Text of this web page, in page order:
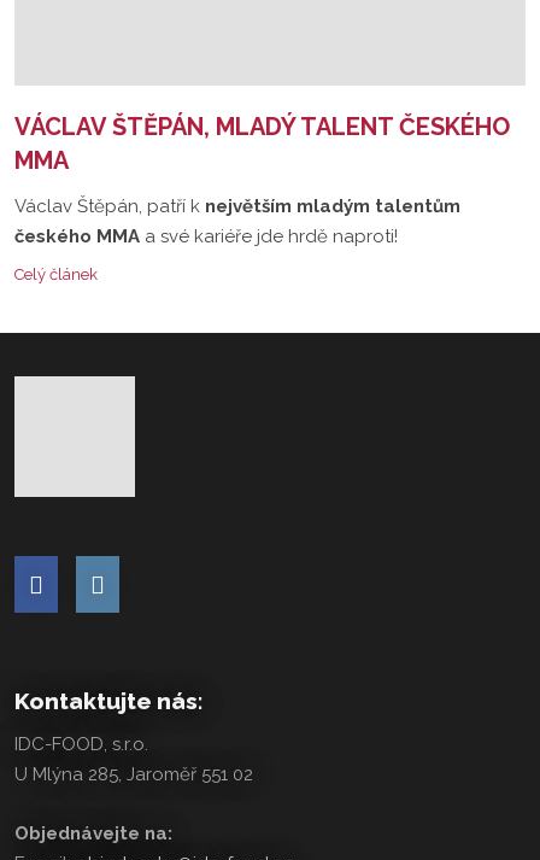
VÁCLAV ŠTĚPÁN, MLADÝ TALENT ČESKÉHO
MMA
Václav Štěpán, patří k největším mladým talentům
českého MMA a své kariéře jde hrdě naproti!
Celý článek
Kontaktujte nás:
IDC-FOOD, s.r.o.
U Mlýna 285, Jaroměř 551 02
Objednávejte na: